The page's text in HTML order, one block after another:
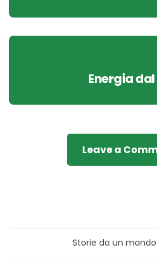
Energia
Leave a
Storie da un